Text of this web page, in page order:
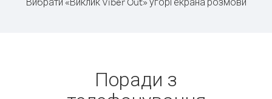
Поради з